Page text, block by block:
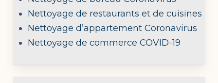
Nettoyage de restaurants et de cuisines
Nettoyage d’appartement Coronavirus
Nettoyage de commerce COVID-19